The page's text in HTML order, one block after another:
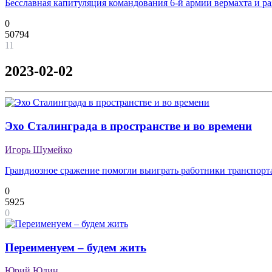
Бесславная капитуляция командования 6-й армии вермахта и
0
50794
11
2023-02-02
Эхо Сталинграда в пространстве и во времени
Игорь Шумейко
Грандиозное сражение помогли выиграть работники
0
5925
0
Переименуем – будем жить